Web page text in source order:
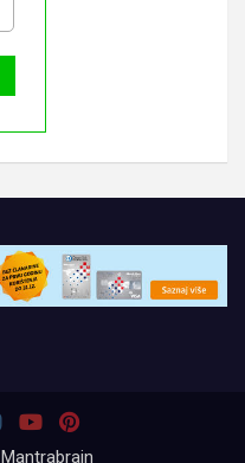
Mantrabrain